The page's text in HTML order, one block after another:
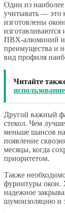
Один из
учитывать — это
изготовлены
ПВХ-алюминий и
преимущества и
вид профиля
Читайте
Другой важный
стекол. Чем
меньше шансов
появление
месяцы, когда
приоритетом.
Также
фурнитуры окон.
надежное
шумоизоляцию и